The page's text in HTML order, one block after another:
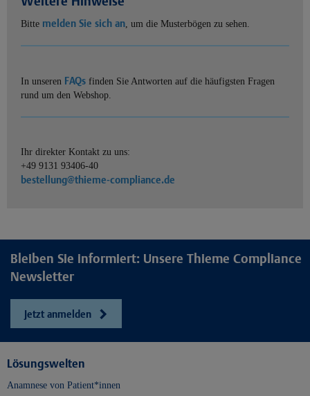
Bitte melden Sie sich an, um die Musterbögen zu sehen.
In unseren FAQs finden Sie Antworten auf die häufigsten Fragen
rund um den Webshop.
Ihr direkter Kontakt zu uns:
+49 9131 93406-40
bestellung@thieme-compliance.de
Bleiben Sie informiert: Unsere Thieme Compliance
Newsletter
Jetzt anmelden
Lösungswelten
Anamnese von Patient*innen